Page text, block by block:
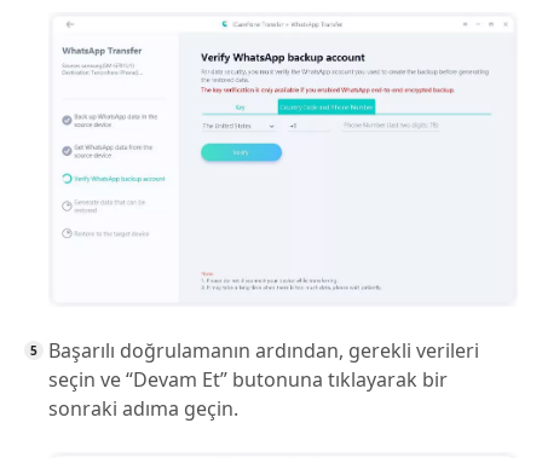
Başarılı doğrulamanın ardından, gerekli verileri
seçin ve “Devam Et” butonuna tıklayarak bir
sonraki adıma geçin.